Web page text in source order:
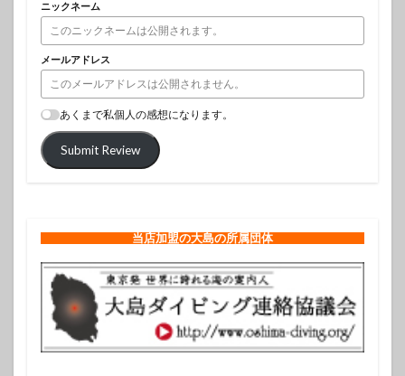
ニックネーム
メールアドレス
あくまで私個人の感想になります。
Submit Review
当店加盟の大島の所属団体